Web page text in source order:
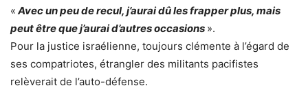
« Avec un peu de recul, j’aurai dû les frapper plus, mais
peut être que j’aurai d’autres occasions ».
Pour la justice israélienne, toujours clémente à l’égard de
ses compatriotes, étrangler des militants pacifistes
relèverait de l’auto-défense.